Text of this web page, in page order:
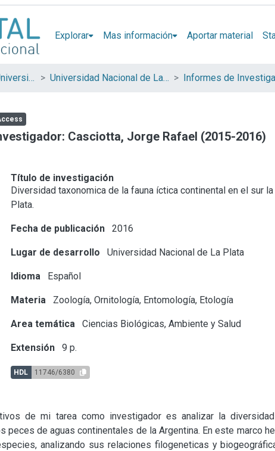
Explorar Mas información Aportar material
Investigadores en Universidades Nacionales de la provincia de Buenos Aires Universidad Nacional de La Plata (UNLP) Informes de
Casciotta, Jorge Rafael (2015-2016)
Título de investigación
Diversidad taxonomica de la fauna íctica continental en el sur la
Plata.
Fecha de publicación 2016
Lugar de desarrollo Universidad Nacional de La Plata
Idioma Español
Materia Zoología, Ornitología, Entomología, Etología
Area temática Ciencias Biológicas, Ambiente y Salud
Extensión 9 p.
HDL 11746/6380
de mi tarea como investigador es analizar la diversidad
de aguas continentales de la Argentina. En este marco he
analizando sus relaciones filogeneticas y